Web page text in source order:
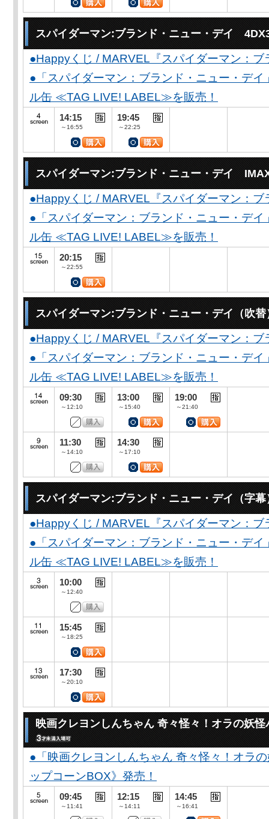
スパイダーマン:ブランド・ニュー・デイ
●Happyくじ / MARVEL『スパイダーマン：
●「スパイダーマン：ブランド・ニュー・デ
ル缶 ≪TAG LIVE! LABEL≫を販売！
14:15
～16:55
19:45
～22:25
スパイダーマン:ブランド・ニュー・デイ
●Happyくじ / MARVEL『スパイダーマン：
●「スパイダーマン：ブランド・ニュー・デ
ル缶 ≪TAG LIVE! LABEL≫を販売！
20:15
～22:55
スパイダーマン:ブランド・ニュー・デイ（吹替
●Happyくじ / MARVEL『スパイダーマン：
●「スパイダーマン：ブランド・ニュー・デ
ル缶 ≪TAG LIVE! LABEL≫を販売！
09:30
～12:10
13:00
～15:40
19:00
～21:40
11:30
～14:10
14:30
～17:10
スパイダーマン:ブランド・ニュー・デイ（字幕
●Happyくじ / MARVEL『スパイダーマン：
●「スパイダーマン：ブランド・ニュー・デ
ル缶 ≪TAG LIVE! LABEL≫を販売！
10:00
～12:40
15:45
～18:25
17:30
～20:10
映画クレヨンしんちゃん 奇々怪々！オラの妖怪
●「映画クレヨンしんちゃん 奇々怪々！オラ
ップコーンBOX》発売！
09:45
～11:41
12:15
～14:11
14:45
～16:41